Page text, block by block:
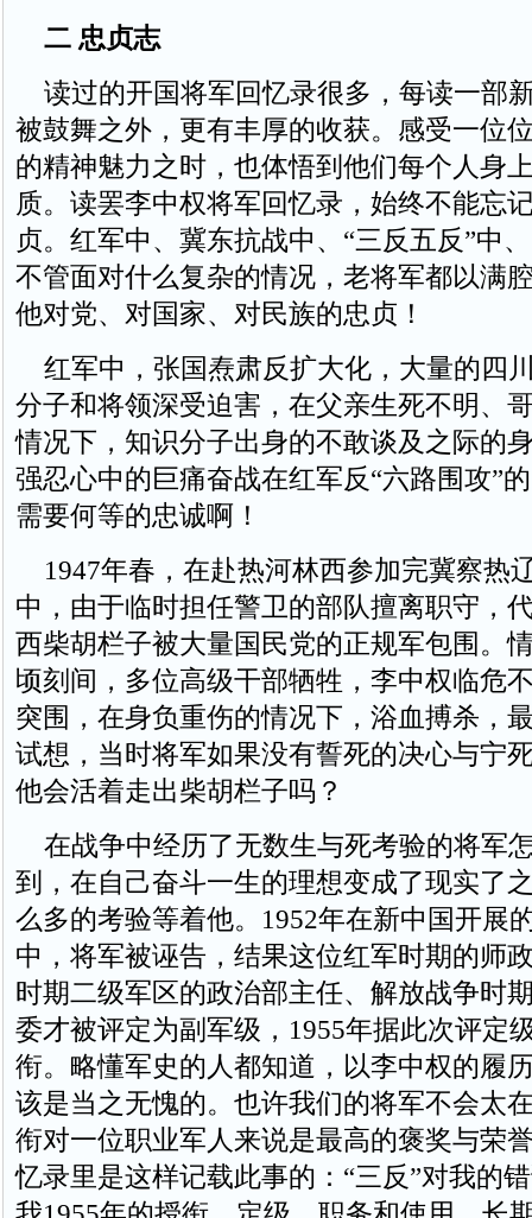
二 忠贞志
读过的开国将军回忆录很多，每读一部
被鼓舞之外，更有丰厚的收获。感受一位
的精神魅力之时，也体悟到他们每个人身
质。读罢李中权将军回忆录，始终不能忘
贞。红军中、冀东抗战中、“三反五反”中
不管面对什么复杂的情况，老将军都以满
他对党、对国家、对民族的忠贞！
红军中，张国焘肃反扩大化，大量的四
分子和将领深受迫害，在父亲生死不明、
情况下，知识分子出身的不敢谈及之际的
强忍心中的巨痛奋战在红军反“六路围攻”
需要何等的忠诚啊！
1947年春，在赴热河林西参加完冀察热
中，由于临时担任警卫的部队擅离职守，
西柴胡栏子被大量国民党的正规军包围。
顷刻间，多位高级干部牺牲，李中权临危
突围，在身负重伤的情况下，浴血搏杀，
试想，当时将军如果没有誓死的决心与宁
他会活着走出柴胡栏子吗？
在战争中经历了无数生与死考验的将军
到，在自己奋斗一生的理想变成了现实了
么多的考验等着他。1952年在新中国开展
中，将军被诬告，结果这位红军时期的师
时期二级军区的政治部主任、解放战争时
委才被评定为副军级，1955年据此次评定
衔。略懂军史的人都知道，以李中权的履
该是当之无愧的。也许我们的将军不会太
衔对一位职业军人来说是最高的褒奖与荣
忆录里是这样记载此事的：“三反”对我的